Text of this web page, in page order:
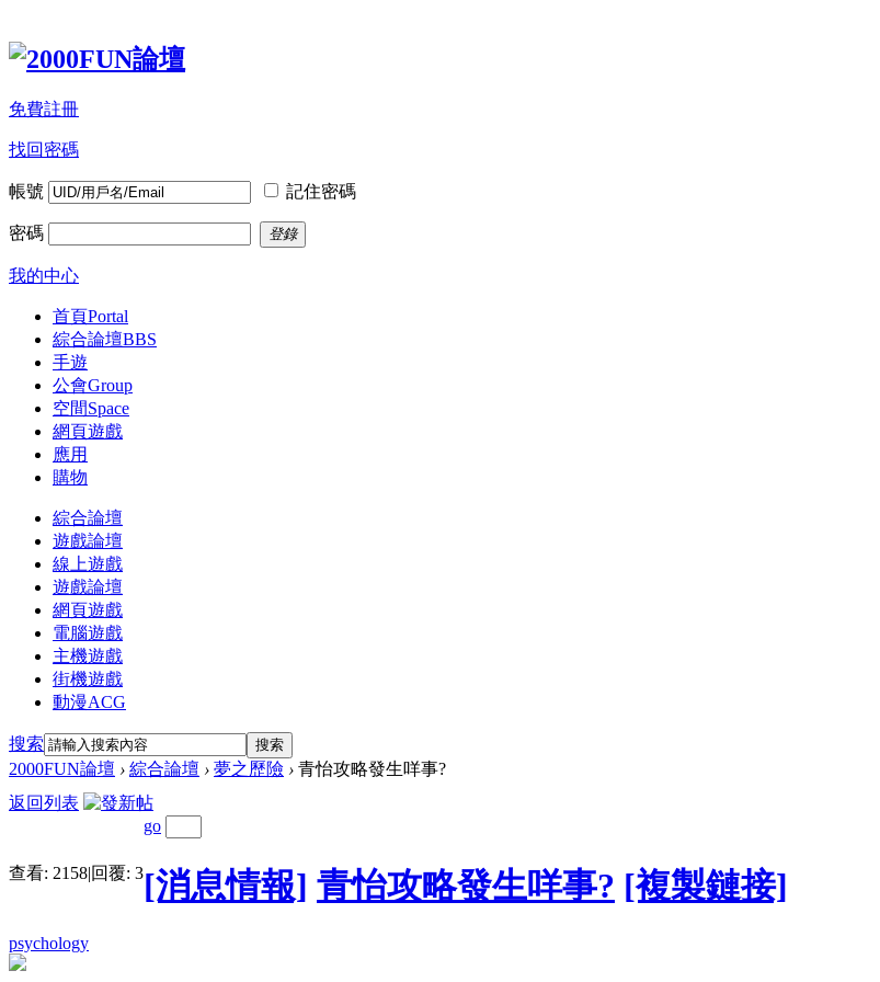
免費註冊
找回密碼
帳號 記住密碼
密碼 登錄
我的中心
首頁Portal
綜合論壇BBS
手遊
公會Group
空間Space
網頁遊戲
應用
購物
綜合論壇
遊戲論壇
線上遊戲
遊戲論壇
網頁遊戲
電腦遊戲
主機遊戲
街機遊戲
動漫ACG
搜索 搜索
2000FUN論壇 › 綜合論壇 › 夢之歷險 › 青怡攻略發生咩事?
返回列表
查看: 2158|回覆: 3
go
[消息情報] 青怡攻略發生咩事? [複製鏈接]
psychology